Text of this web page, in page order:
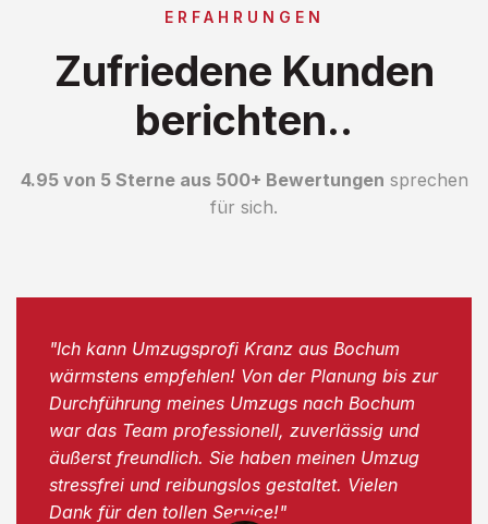
ERFAHRUNGEN
Zufriedene Kunden
berichten..
4.95 von 5 Sterne aus 500+ Bewertungen sprechen
für sich.
"Ich kann Umzugsprofi Kranz aus Bochum
wärmstens empfehlen! Von der Planung bis zur
Durchführung meines Umzugs nach Bochum
war das Team professionell, zuverlässig und
äußerst freundlich. Sie haben meinen Umzug
stressfrei und reibungslos gestaltet. Vielen
Dank für den tollen Service!"